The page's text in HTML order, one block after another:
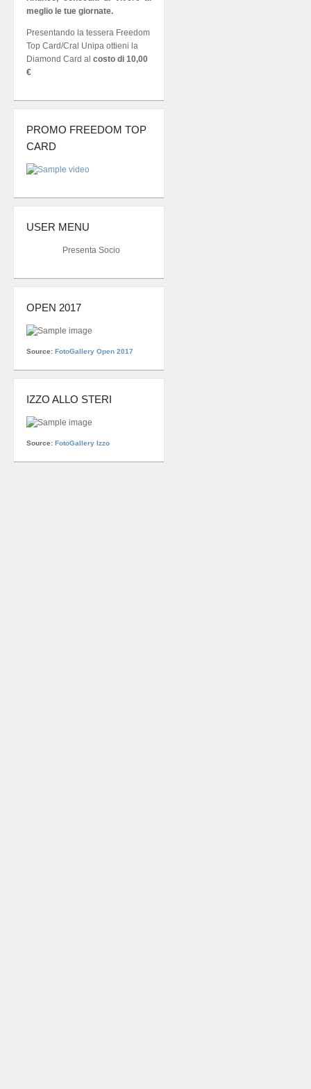
meglio le tue giornate.
Presentando la tessera Freedom
Top Card/Cral Unipa ottieni la
Diamond Card al costo di 10,00
€
PROMO FREEDOM TOP
CARD
USER MENU
Presenta Socio
OPEN 2017
Source: FotoGallery Open 2017
IZZO ALLO STERI
Source: FotoGallery Izzo